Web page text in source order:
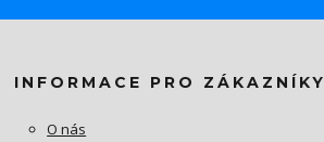
INFORMACE PRO ZÁKAZNÍKY
O nás